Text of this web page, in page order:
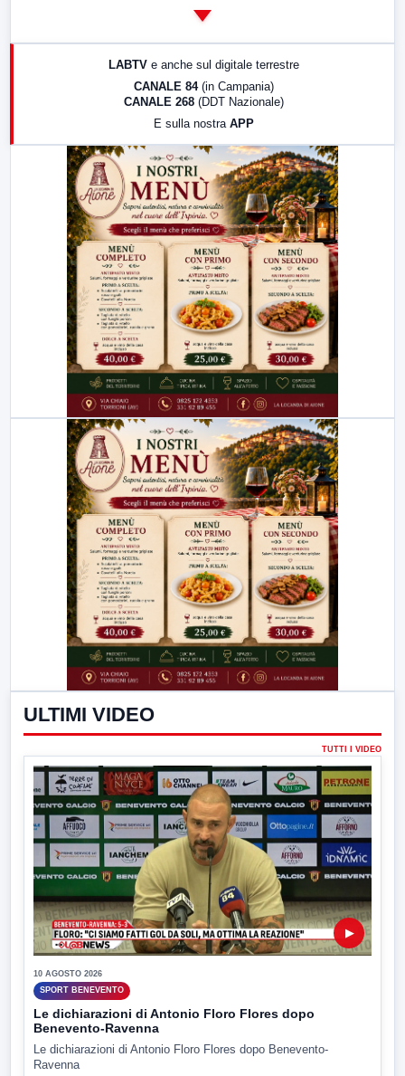
17:00 LabNews (replica)
LabNews (replica)
LABTV e anche sul digitale terrestre
CANALE 84 (in Campania)
CANALE 268 (DDT Nazionale)
E sulla nostra APP
ULTIMI VIDEO
TUTTI I VIDEO
▶
10 AGOSTO 2026
SPORT BENEVENTO
Le dichiarazioni di Antonio Floro Flores dopo
Benevento-Ravenna
Le dichiarazioni di Antonio Floro Flores dopo Benevento-
Ravenna